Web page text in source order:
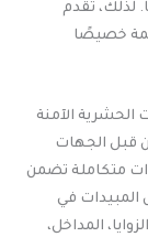
لذلك، تقدم
خصيصًا
الآمنة
قبل الجهات
متكاملة تضمن
في
المداخل،